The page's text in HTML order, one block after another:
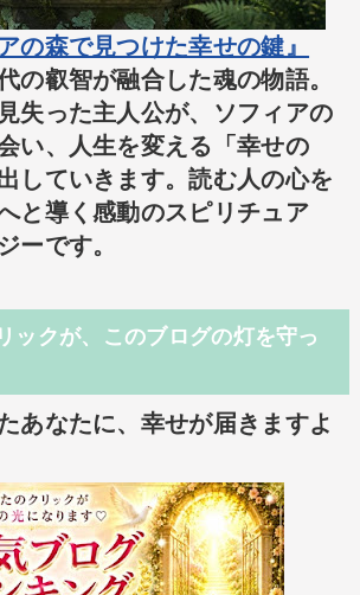
の森で見つけた幸せの鍵』
の叡智が融合した魂の物語。
失った主人公が、ソフィアの
い、人生を変える「幸せの
していきます。読む人の心を
と導く感動のスピリチュア
ーです。
ックが、このブログの灯を守っ
あなたに、幸せが届きますよ